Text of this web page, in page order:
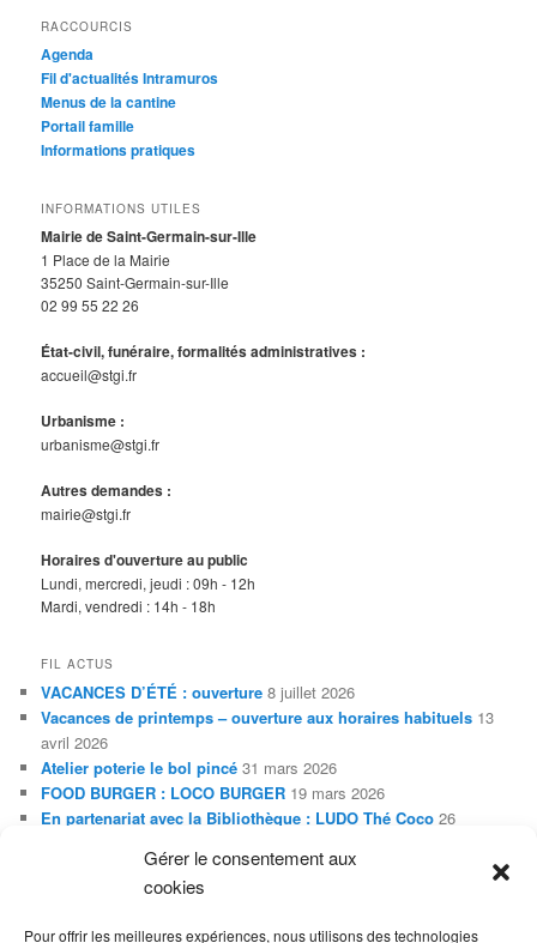
Gérer le consentement aux
cookies
Pour offrir les meilleures expériences, nous utilisons des technologies
RACCOURCIS
Agenda
Fil d'actualités Intramuros
Menus de la cantine
Portail famille
Informations pratiques
INFORMATIONS UTILES
Mairie de Saint-Germain-sur-Ille
1 Place de la Mairie
35250 Saint-Germain-sur-Ille
02 99 55 22 26
État-civil, funéraire, formalités administratives :
accueil@stgi.fr
Urbanisme :
urbanisme@stgi.fr
Autres demandes :
mairie@stgi.fr
Horaires d'ouverture au public
Lundi, mercredi, jeudi : 09h - 12h
Mardi, vendredi : 14h - 18h
FIL ACTUS
VACANCES D’ÉTÉ : ouverture 8 juillet 2026
Vacances de printemps – ouverture aux horaires habituels 13
avril 2026
Atelier poterie le bol pincé 31 mars 2026
FOOD BURGER : LOCO BURGER 19 mars 2026
En partenariat avec la Bibliothèque : LUDO Thé Coco 26
Exposition Adleiz de janvier à février 2026
En partenariat avec la Bibliothèque : Soirée SLAM